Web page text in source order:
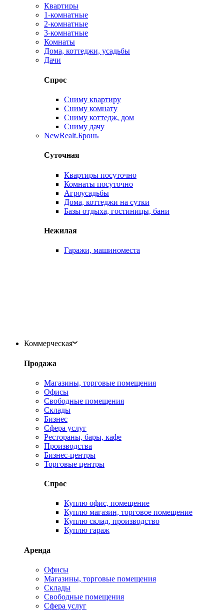
Квартиры
1-комнатные
2-комнатные
3-комнатные
Комнаты
Дома, коттеджи, усадьбы
Дачи
Спрос
Сниму квартиру
Сниму комнату
Сниму коттедж, дом
Сниму дачу
NewRealt.Бронь
Суточная
Квартиры посуточно
Комнаты посуточно
Агроусадьбы
Дома, коттеджи на сутки
Базы отдыха, гостиницы, бани
Нежилая
Гаражи, машиноместа
Коммерческая
Продажа
Магазины, торговые помещения
Офисы
Свободные помещения
Склады
Бизнес
Сфера услуг
Рестораны, бары, кафе
Производства
Бизнес-центры
Торговые центры
Спрос
Куплю офис, помещение
Куплю магазин, торговое помещение
Куплю склад, производство
Куплю гараж
Аренда
Офисы
Магазины, торговые помещения
Склады
Свободные помещения
Сфера услуг